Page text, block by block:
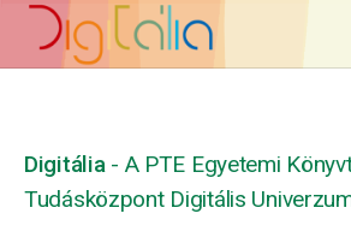
Digitália - A PTE Egyetemi
Tudásközpont Digitális